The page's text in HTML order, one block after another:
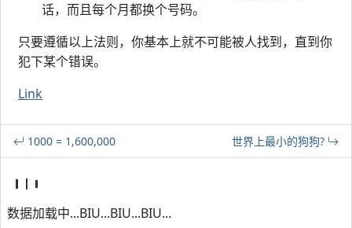
话，而且每个月都换个号码。
只要遵循以上法则，你基本上就不可能被人找到，直到你
犯下某个错误。
Link
1000 = 1,600,000 世界上最小的狗狗?
数据加载中...BIU...BIU...BIU...